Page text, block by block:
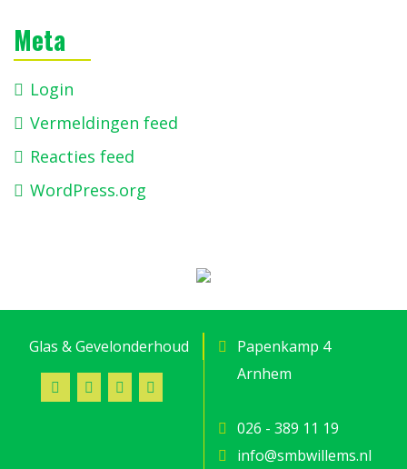
Meta
Login
Vermeldingen feed
Reacties feed
WordPress.org
Glas & Gevelonderhoud
Papenkamp 4
Arnhem
026 - 389 11 19
info@smbwillems.nl